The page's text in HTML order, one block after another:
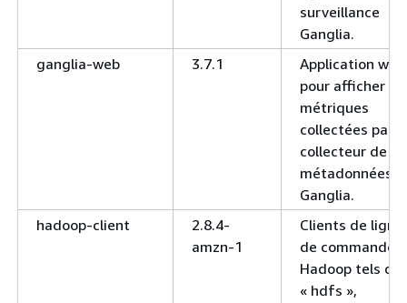
surveillance
Ganglia.
ganglia-web
3.7.1
Application web
pour afficher les
métriques
collectées par
collecteur de
métadonnées
Ganglia.
hadoop-client
2.8.4-
amzn-1
Clients de ligne
de commande
Hadoop tels
« hdfs »,